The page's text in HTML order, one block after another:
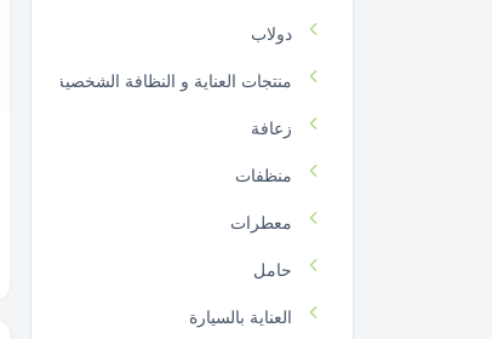
دولاب
منتجات العناية و النظافة الشخصية
زعافة
منظفات
معطرات
حامل
العناية بالسيارة